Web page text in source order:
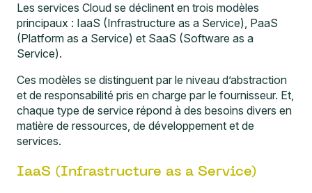
Les services Cloud se déclinent en trois modèles
principaux : IaaS (Infrastructure as a Service), PaaS
(Platform as a Service) et SaaS (Software as a
Service).
Ces modèles se distinguent par le niveau d’abstraction
et de responsabilité pris en charge par le fournisseur. Et,
chaque type de service répond à des besoins divers en
matière de ressources, de développement et de
services.
IaaS (Infrastructure as a Service)